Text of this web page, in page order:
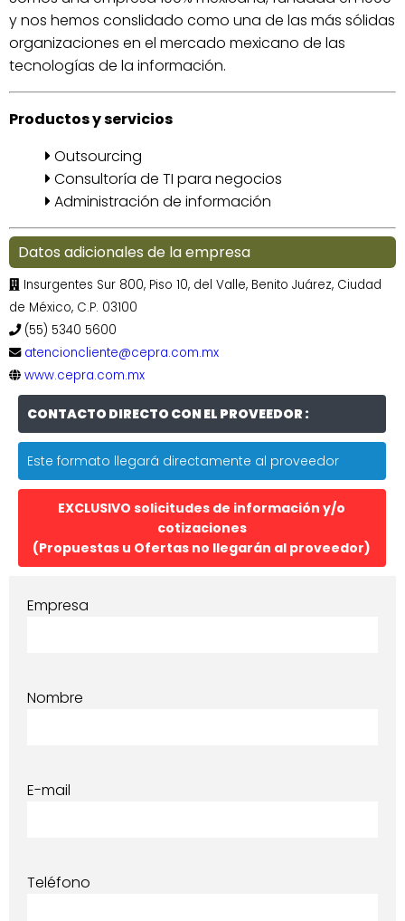
y nos hemos conslidado como una de las más sólidas
organizaciones en el mercado mexicano de las
tecnologías de la información.
Productos y servicios
Outsourcing
Consultoría de TI para negocios
Administración de información
Datos adicionales de la empresa
Insurgentes Sur 800, Piso 10, del Valle, Benito Juárez, Ciudad
de México, C.P. 03100
(55) 5340 5600
atencioncliente@cepra.com.mx
www.cepra.com.mx
CONTACTO DIRECTO CON EL PROVEEDOR :
Este formato llegará directamente al proveedor
EXCLUSIVO solicitudes de información y/o
cotizaciones
(Propuestas u Ofertas no llegarán al proveedor)
Empresa
Nombre
E-mail
Teléfono